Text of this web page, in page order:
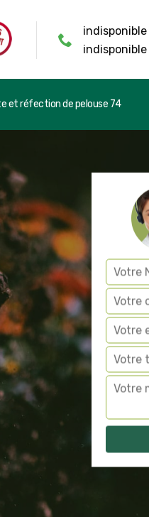
indisponible
indisponible
et réfection de pelouse 74